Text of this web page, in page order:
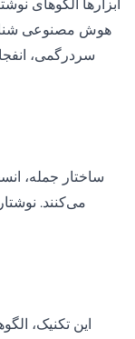
ابزارها الگوهای
هوش مصنوعی
سردرگمی،
می‌کنند.
این تکنیک،